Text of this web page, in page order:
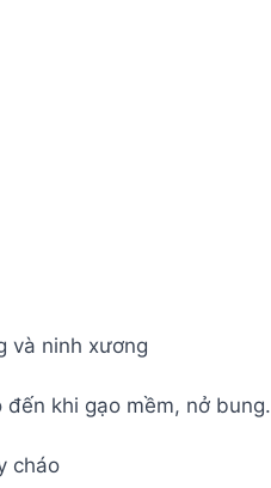
và ninh xương
khi gạo mềm, nở bung.
cháo